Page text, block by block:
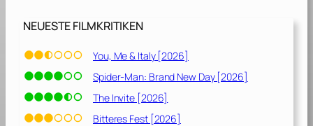
e
K
n
d
e
NEUESTE FILMKRITIKEN
You, Me & Italy [2026]
Spider-Man: Brand New Day [2026]
The Invite [2026]
Bitteres Fest [2026]